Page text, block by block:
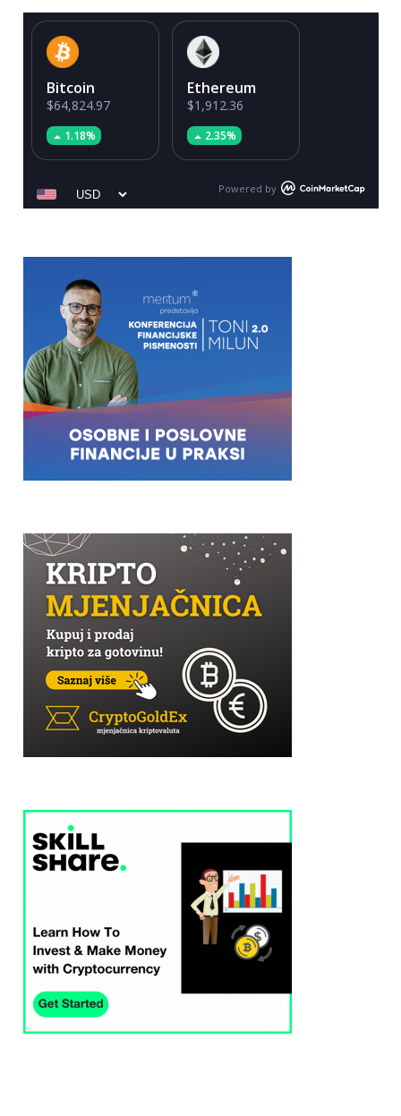
Bitcoin
$64,824.97
1.18%
Ethereum
$1,912.36
2.35%
Powered by